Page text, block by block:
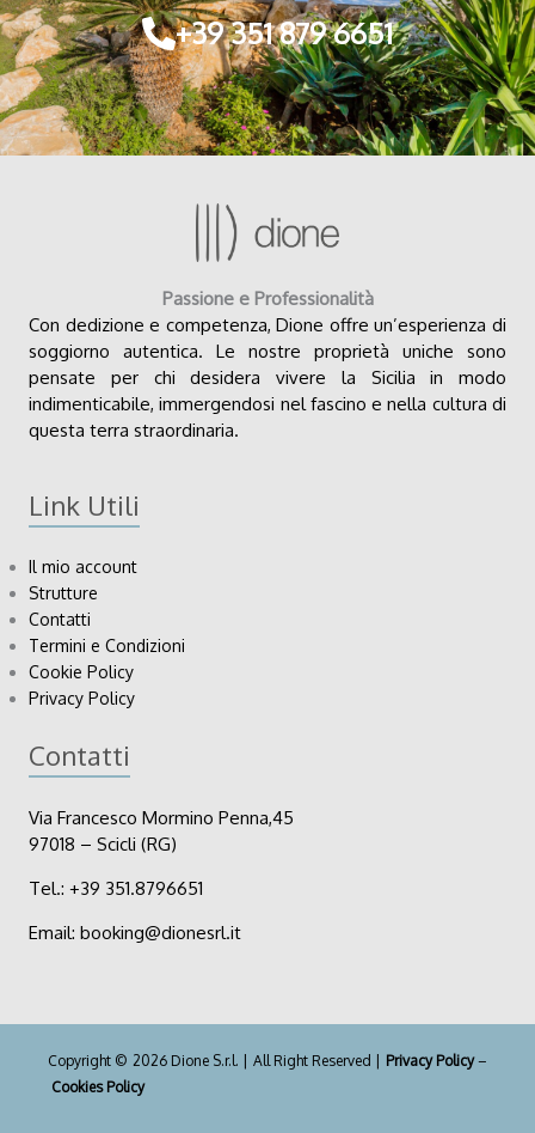
+39 351 879 6651
Passione e Professionalità
Con dedizione e competenza, Dione offre un’esperienza di
soggiorno autentica. Le nostre proprietà uniche sono
pensate per chi desidera vivere la Sicilia in modo
indimenticabile, immergendosi nel fascino e nella cultura di
questa terra straordinaria.
Link Utili
Il mio account
Strutture
Contatti
Termini e Condizioni
Cookie Policy
Privacy Policy
Contatti
Via Francesco Mormino Penna,45
97018 – Scicli (RG)
Tel.: +39 351.8796651
Email: booking@dionesrl.it
Copyright © 2026 Dione S.r.l. | All Right Reserved | Privacy Policy–
Cookies Policy